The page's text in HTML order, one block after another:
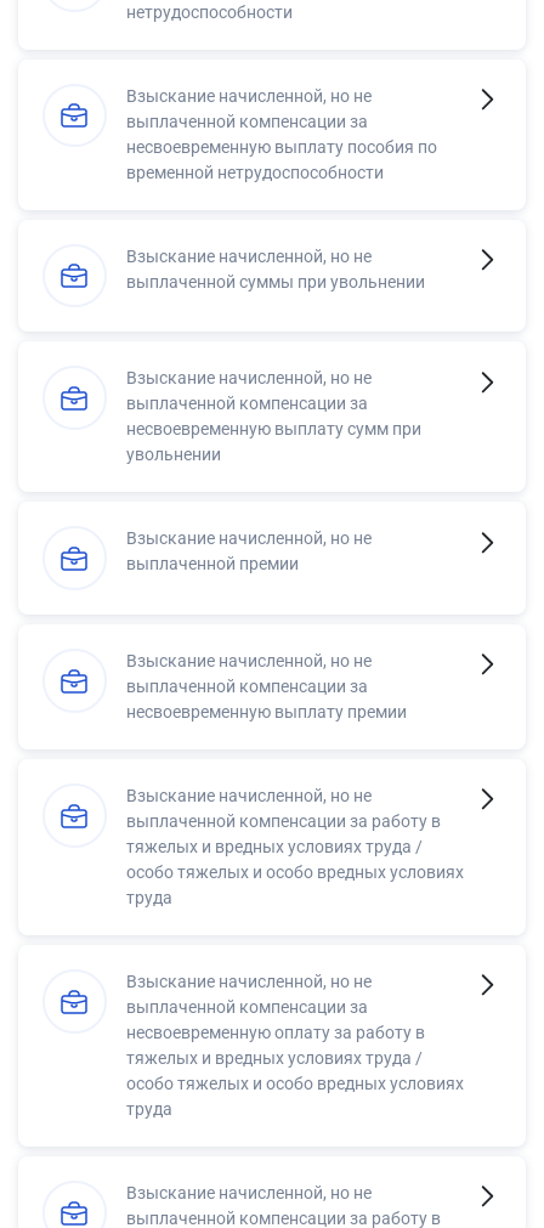
нетрудоспособности
Взыскание начисленной, но не
выплаченной компенсации за
несвоевременную выплату пособия по
временной нетрудоспособности
Взыскание начисленной, но не
выплаченной суммы при увольнении
Взыскание начисленной, но не
выплаченной компенсации за
несвоевременную выплату сумм при
увольнении
Взыскание начисленной, но не
выплаченной премии
Взыскание начисленной, но не
выплаченной компенсации за
несвоевременную выплату премии
Взыскание начисленной, но не
выплаченной компенсации за работу в
тяжелых и вредных условиях труда /
особо тяжелых и особо вредных условиях
труда
Взыскание начисленной, но не
выплаченной компенсации за
несвоевременную оплату за работу в
тяжелых и вредных условиях труда /
особо тяжелых и особо вредных условиях
труда
Взыскание начисленной, но не
выплаченной компенсации за работу в